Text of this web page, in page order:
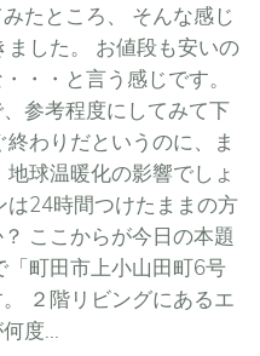
たところ、 そんな感じ
した。 お値段も安いの
・・と言う感じです。
参考程度にしてみて下
わりだというのに、ま
球温暖化の影響でしょ
は24時間つけたままの方
ここからが今日の本題
町田市上小山田町6号
２階リビングにあるエ
度...